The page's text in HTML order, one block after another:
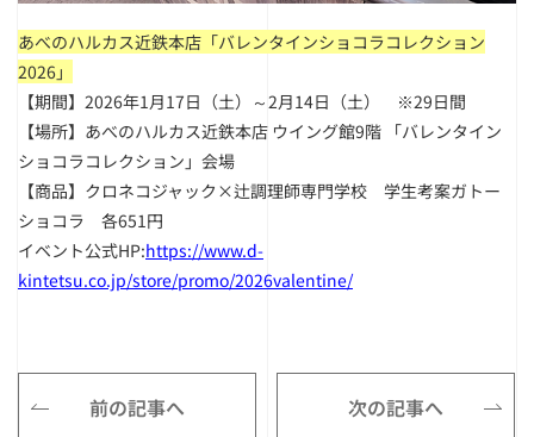
あべのハルカス近鉄本店「バレンタインショコラコレクション
2026」
【期間】2026年1月17日（土）～2月14日（土） ※29日間
【場所】あべのハルカス近鉄本店 ウイング館9階 「バレンタイン
ショコラコレクション」会場
【商品】クロネコジャック×辻調理師専門学校 学生考案ガトー
ショコラ 各651円
イベント公式HP:https://www.d-
kintetsu.co.jp/store/promo/2026valentine/
前の記事へ 次の記事へ